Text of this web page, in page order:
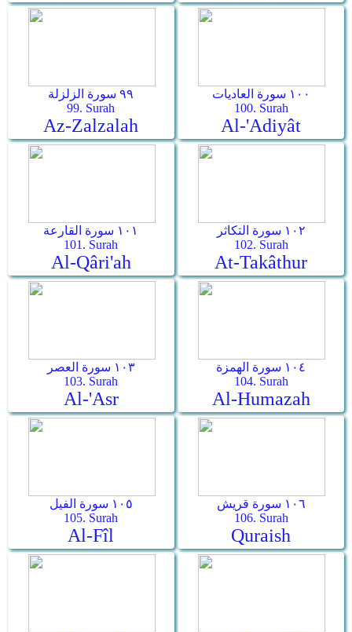
٩٩ سورة الزلزلة
99. Surah
Az-Zalzalah
١٠٠ سورة العاديات
100. Surah
Al-'Adiyât
١٠١ سورة القارعة
101. Surah
Al-Qâri'ah
١٠٢ سورة التكاثر
102. Surah
At-Takâthur
١٠٣ سورة العصر
103. Surah
Al-'Asr
١٠٤ سورة الهمزة
104. Surah
Al-Humazah
١٠٥ سورة الفيل
105. Surah
Al-Fîl
١٠٦ سورة قريش
106. Surah
Quraish